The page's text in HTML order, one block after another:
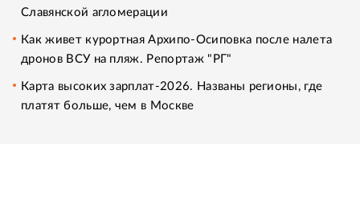
Славянской агломерации
Как живет курортная Архипо-Осиповка после налета
дронов ВСУ на пляж. Репортаж "РГ"
Карта высоких зарплат-2026. Названы регионы, где
платят больше, чем в Москве